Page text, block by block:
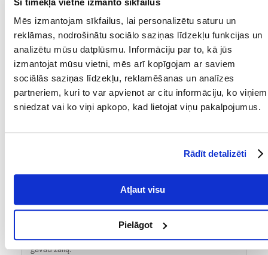
Mēs izmantojam sīkfailus, lai personalizētu saturu un
reklāmas, nodrošinātu sociālo saziņas līdzekļu funkcijas un
analizētu mūsu datplūsmu. Informāciju par to, kā jūs
izmantojat mūsu vietni, mēs arī kopīgojam ar saviem
sociālās saziņas līdzekļu, reklamēšanas un analīzes
partneriem, kuri to var apvienot ar citu informāciju, ko viņiem
sniedzat vai ko viņi apkopo, kad lietojat viņu pakalpojumus.
Rādīt detalizēti
Atļaut visu
Pielāgot
Simona izdošanas datums 2021/05/12
išorė iš kombinezono medžiagos. vidus visai malonus.
Kęstutis izdošanas datums 2021/03/06
Kokybiškas ir fainas hamakas, mūsų žiurkiukas labai
Hamakas labai geras, žiurkėnas ant jo noriai lipa. Spalvą
gavau žalią.